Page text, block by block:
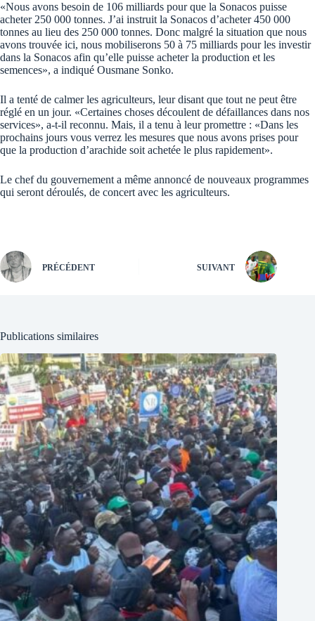
«Nous avons besoin de 106 milliards pour que la Sonacos puisse
acheter 250 000 tonnes. J’ai instruit la Sonacos d’acheter 450 000
tonnes au lieu des 250 000 tonnes. Donc malgré la situation que nous
avons trouvée ici, nous mobiliserons 50 à 75 milliards pour les investir
dans la Sonacos afin qu’elle puisse acheter la production et les
semences», a indiqué Ousmane Sonko.
Il a tenté de calmer les agriculteurs, leur disant que tout ne peut être
réglé en un jour. «Certaines choses découlent de défaillances dans nos
services», a-t-il reconnu. Mais, il a tenu à leur promettre : «Dans les
prochains jours vous verrez les mesures que nous avons prises pour
que la production d’arachide soit achetée le plus rapidement».
Le chef du gouvernement a même annoncé de nouveaux programmes
qui seront déroulés, de concert avec les agriculteurs.
PRÉCÉDENT SUIVANT
Publications similaires